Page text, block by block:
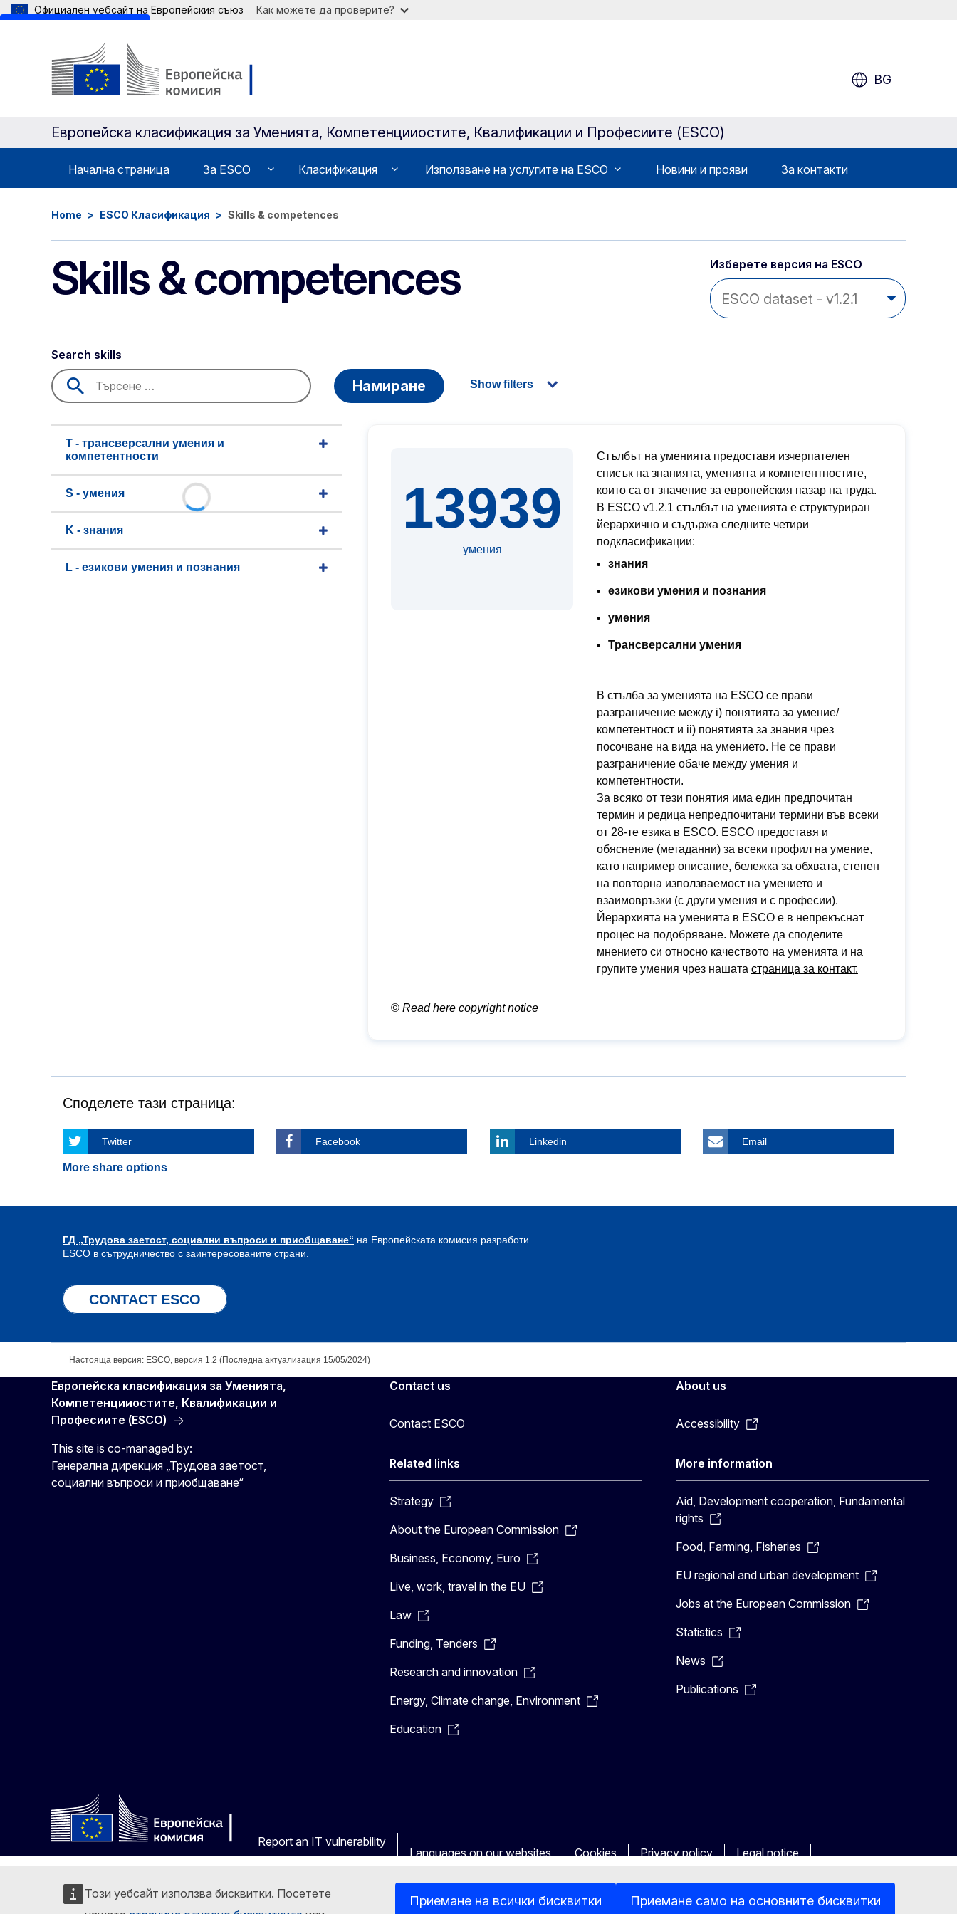
Официален уебсайт на Европейския съюз Как можете да проверите?
Този уебсайт използва бисквитки. Посетете
Приемане на всички бисквитки Приемане само на основните бисквитки
BG
Европейска класификация зa Умениятa, Компетенцииocтите, Квалификации и Професиите (ESCO)
Начална страница Зa ESCO Класификация Използване на услугите на ESCO Новини и прояви За контакти
Home ESCO Класификация Skills & competences
Skills & competences Изберете версия на ESCO
Search skills
Намиране Show filters
T - трансверсални умения и
компетентности
S - умения
K - знания
L - езикови умения и познания
13939
умения
Стълбът на уменията предоставя изчерпателен
списък на знанията, уменията и компетентностите,
които са от значение за европейския пазар на труда.
В ESCO v1.2.1 стълбът на уменията е структуриран
йерархично и съдържа следните четири
подкласификации:
знания
езикови умения и познания
умения
Трансверсални умения
В стълба за уменията на ESCO се прави
разграничение между i) понятията за умение/
компетентност и ii) понятията за знания чрез
посочване на вида на умението. Не се прави
разграничение обаче между умения и
компетентности.
За всяко от тези понятия има един предпочитан
термин и редица непредпочитани термини във всеки
от 28-те езика в ESCO. ESCO предоставя и
обяснение (метаданни) за всеки профил на умение,
като например описание, бележка за обхвата, степен
на повторна използваемост на умението и
взаимовръзки (с други умения и с професии).
Йерархията на уменията в ESCO е в непрекъснат
процес на подобряване. Можете да споделите
мнението си относно качеството на уменията и на
групите умения чрез нашата страница за контакт.
© Read here copyright notice
Споделете тази страница:
Twitter Facebook Linkedin Email
More share options
ГД „Трудова заетост, социални въпроси и приобщаване“ на Европейската комисия разработи
ESCO в сътрудничество с заинтересованите страни.
CONTACT ESCO
Настояща версия: ESCO, версия 1.2 (Последна актуализация 15/05/2024)
Европейска класификация зa Умениятa,
Компетенцииocтите, Квалификации и
Професиите (ESCO)
This site is co-managed by:
Генерална дирекция „Трудова заетост,
социални въпроси и приобщаване“
Contact us
Contact ESCO
Related links
Strategy
About the European Commission
Business, Economy, Euro
Live, work, travel in the EU
Law
Funding, Tenders
Research and innovation
Energy, Climate change, Environment
Education
About us
Accessibility
More information
Aid, Development cooperation, Fundamental
rights
Food, Farming, Fisheries
EU regional and urban development
Jobs at the European Commission
Statistics
News
Publications
Report an IT vulnerability
Languages on our websites
Cookies Privacy policy Legal notice